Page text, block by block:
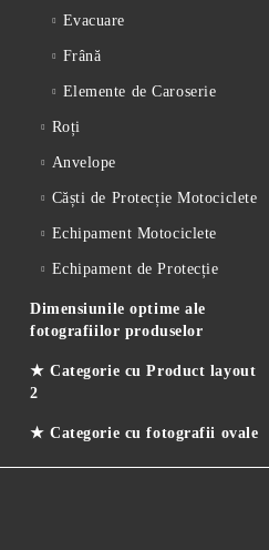
Evacuare
Frână
Elemente de Caroserie
Roți
Anvelope
Căști de Protecție Motociclete
Echipament Motociclete
Echipament de Protecție
Dimensiunile optime ale
fotografiilor produselor
★ Categorie cu Product layout
2
★ Categorie cu fotografii ovale